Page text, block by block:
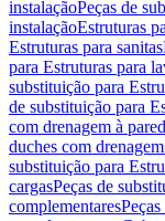
instalaçãoPeças de
instalaçãoEstruturas
Estruturas para sanitas
para Estruturas para
substituição para
de substituição para
com drenagem à
duches com
substituição para
cargasPeças de
complementares